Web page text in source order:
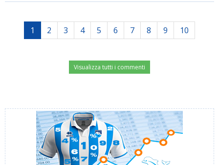
1 2 3 4 5 6 7 8 9 10
Visualizza tutti i commenti